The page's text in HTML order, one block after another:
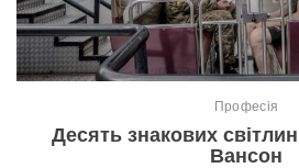
Професія
Десять знакових
Вансон